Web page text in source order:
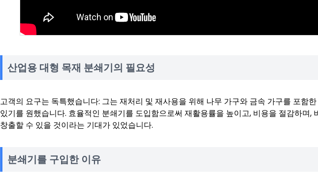
산업용 대형 목재 분쇄기의 필요성
고객의 요구는 독특했습니다: 그는 재처리 및 재사용을 위해 나무 가구와 금속 가구를 포함
있기를 원했습니다. 효율적인 분쇄기를 도입함으로써 재활용률을 높이고, 비용을 절감하며,
창출할 수 있을 것이라는 기대가 있었습니다.
분쇄기를 구입한 이유